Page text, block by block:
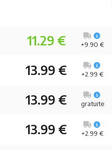
11.29 € +9.90 €
13.99 € +2.99 €
13.99 € gratuite
13.99 € +2.99 €